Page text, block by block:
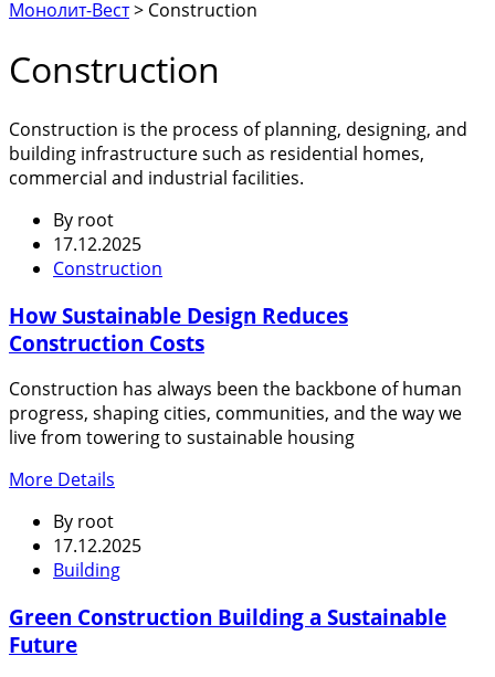
Монолит-Вест> Construction
Construction
Construction is the process of planning, designing, and
building infrastructure such as residential homes,
commercial and industrial facilities.
By root
17.12.2025
Construction
How Sustainable Design Reduces
Construction Costs
Construction has always been the backbone of human
progress, shaping cities, communities, and the way we
live from towering to sustainable housing
More Details
By root
17.12.2025
Building
Green Construction Building a Sustainable
Future